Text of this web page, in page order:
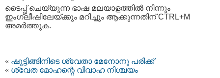
ടൈപ്പ്‌ ചെയ്യുന്ന ഭാഷ മലയാളത്തില്‍ നിന്നും
ഇംഗ്ലീഷിലേയ്ക്കും മറിച്ചും ആക്കുന്നതിന് CTRL+M
അമര്‍ത്തുക.
« ഷൂട്ടിങ്ങിനിടെ ശ്വേതാ മേനോനു പരിക്ക്
« ശ്വേത മോഹന്റെ വിവാഹ നിശ്ചയം